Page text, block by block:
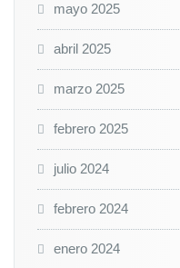
mayo 2025
abril 2025
marzo 2025
febrero 2025
julio 2024
febrero 2024
enero 2024